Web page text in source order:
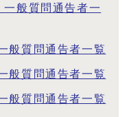
般質問通告者一
般質問通告者一覧
般質問通告者一覧
般質問通告者一覧